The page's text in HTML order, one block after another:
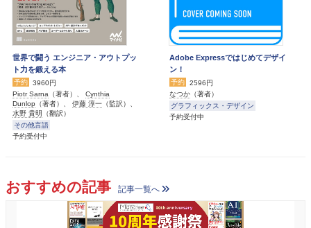
世界で闘う エンジニア・アウトプッ
ト力を鍛える本
予約
3960円
Piotr Sarna （著者）、 Cynthia
Dunlop （著者）、 伊藤 淳一 （監訳）、
水野 貴明 （翻訳）
その他言語
予約受付中
Adobe Expressではじめてデザイ
ン！
予約
2596円
なつか （著者）
グラフィックス・デザイン
予約受付中
おすすめの記事 記事一覧へ